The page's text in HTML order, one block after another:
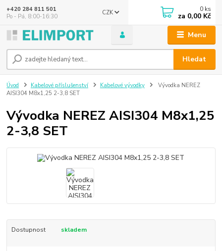
Menu
CZK
Hledat
+420 284 811 501
Po - Pá, 8:00-16:30
0 ks
za 0,00 Kč
Úvod Kabelové příslušenství Kabelové vývodky
Vývodka NEREZ
AISI304 M8x1,25 2-3,8 SET
Vývodka NEREZ AISI304 M8x1,25
2-3,8 SET
Dostupnost skladem